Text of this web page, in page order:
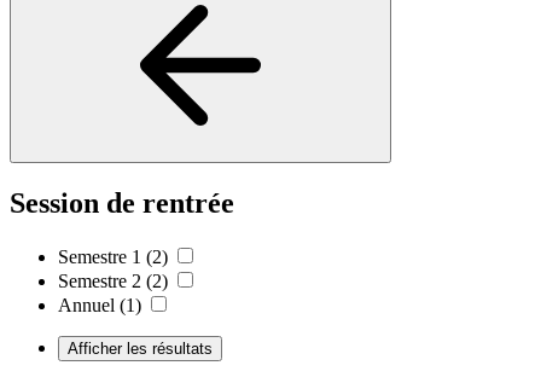
Session de rentrée
Semestre 1 (2)
Semestre 2 (2)
Annuel (1)
Afficher les résultats